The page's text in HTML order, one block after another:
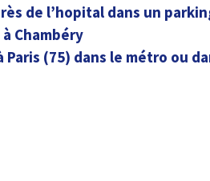
de l’hopital dans un
Chambéry
(75) dans le métro ou